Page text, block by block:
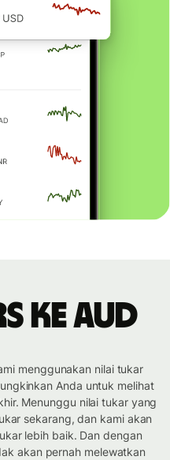
ke AUD
menggunakan nilai tukar
Anda untuk melihat
Menunggu nilai tukar yang
sekarang, dan kami akan
lebih baik. Dan dengan
akan pernah melewatkan